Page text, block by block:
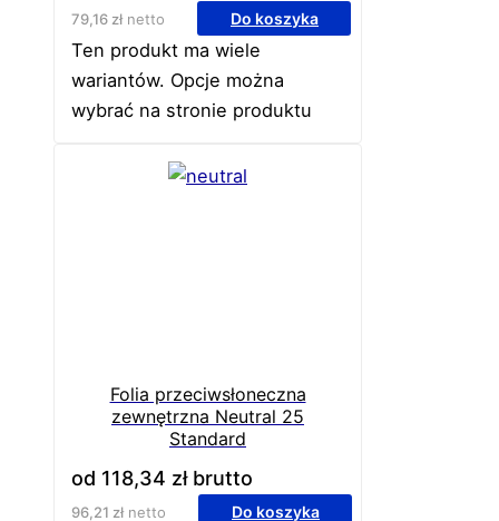
79,16 złnetto Do koszyka
Ten produkt ma wiele
wariantów. Opcje można
wybrać na stronie produktu
Folia przeciwsłoneczna
zewnętrzna Neutral 25
Standard
od 118,34 złbrutto
96,21 złnetto Do koszyka